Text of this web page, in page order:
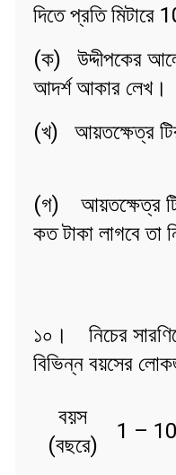
দিতে প্রতি মিটারে
(ক) উদ্দীপকের
আদর্শ আকার
(খ) আয়তক্ষেত্র
(গ) আয়তক্ষেত্র
কত টাকা
১০। নিচের
বিভিন্ন বয়সের
বয়স
(বছরে)
1 – 10